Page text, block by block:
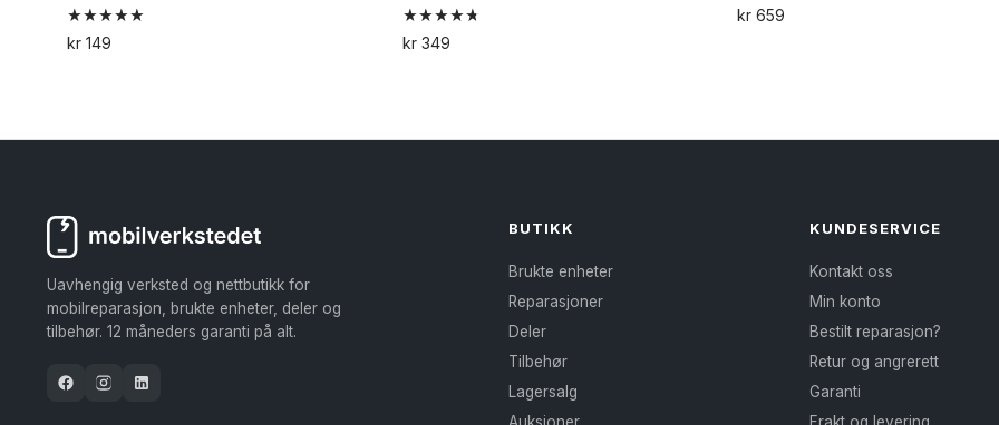
Vurdert
5.00
kr 149
Vurdert
4.79
kr349
Vurdert
4.86
kr 659
Uavhengig verksted og nettbutikk for
mobilreparasjon, brukte enheter, deler og
tilbehør. 12 måneders garanti på alt.
BUTIKK
Brukte enheter
Reparasjoner
Deler
Tilbehør
Lagersalg
Auksjoner
KUNDESERVICE
Kontakt oss
Min konto
Bestilt reparasjon?
Retur og angrerett
Garanti
Frakt og levering